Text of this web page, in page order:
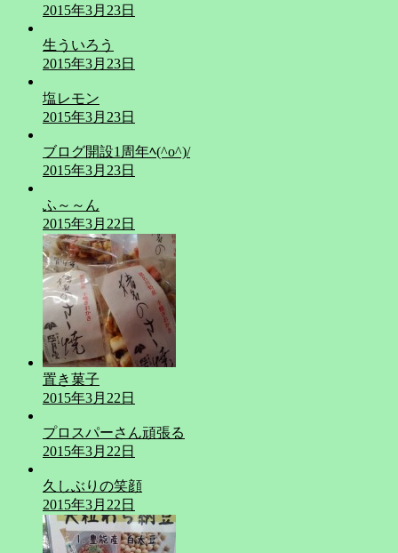
2015年3月23日
生ういろう
2015年3月23日
塩レモン
2015年3月23日
ブログ開設1周年ﾍ(^o^)/
2015年3月23日
ふ～～ん
2015年3月22日
置き菓子
2015年3月22日
プロスパーさん頑張る
2015年3月22日
久しぶりの笑顔
2015年3月22日